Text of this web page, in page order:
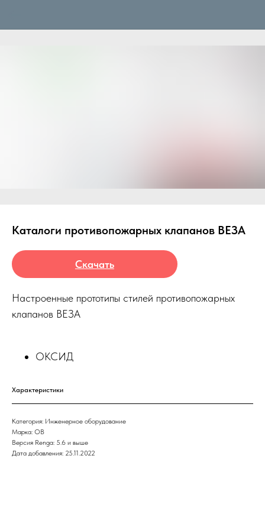
Каталоги противопожарных клапанов ВЕЗА
Скачать
Настроенные прототипы стилей противопожарных
клапанов ВЕЗА
ОКСИД
Характеристики
Категория: Инженерное оборудование
Марка: ОВ
Версия Renga: 5.6 и выше
Дата добавления: 25.11.2022